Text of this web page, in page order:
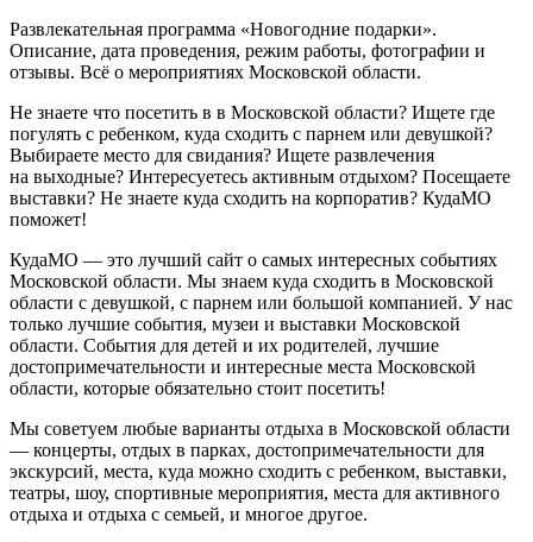
Развлекательная программа «Новогодние подарки».
Описание, дата проведения, режим работы, фотографии и
отзывы. Всё о мероприятиях Московской области.
Не знаете что посетить в в Московской области? Ищете где
погулять с ребенком, куда сходить с парнем или девушкой?
Выбираете место для свидания? Ищете развлечения
на выходные? Интересуетесь активным отдыхом? Посещаете
выставки? Не знаете куда сходить на корпоратив? КудаМО
поможет!
КудаМО — это лучший сайт о самых интересных событиях
Московской области. Мы знаем куда сходить в Московской
области с девушкой, с парнем или большой компанией. У нас
только лучшие события, музеи и выставки Московской
области. События для детей и их родителей, лучшие
достопримечательности и интересные места Московской
области, которые обязательно стоит посетить!
Мы советуем любые варианты отдыха в Московской области
— концерты, отдых в парках, достопримечательности для
экскурсий, места, куда можно сходить с ребенком, выставки,
театры, шоу, спортивные мероприятия, места для активного
отдыха и отдыха с семьей, и многое другое.